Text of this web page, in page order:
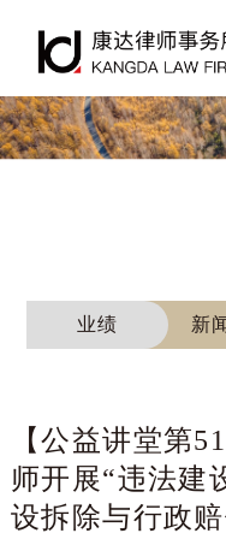
业绩 新
【公益讲堂第
师开展“违法建
设拆除与行政